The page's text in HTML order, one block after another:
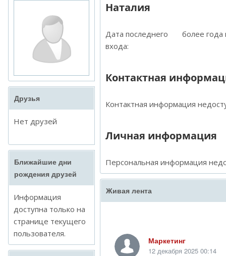
Друзья
Нет друзей
Ближайшие дни
рождения друзей
Информация
доступна только на
странице текущего
пользователя.
Наталия
Дата последнего
входа:
более года
Контактная
Контактная информация
Личная информация
Персональная информация
Живая лента
Маркетинг
12 декабря 2025 00:14